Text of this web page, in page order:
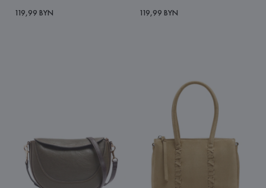
119,99 BYN
119,99 BYN